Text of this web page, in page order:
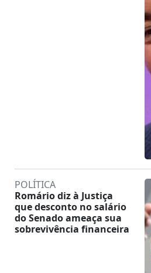
POLÍTICA
Romário diz à Justiça
que desconto no salário
do Senado ameaça sua
sobrevivência financeira